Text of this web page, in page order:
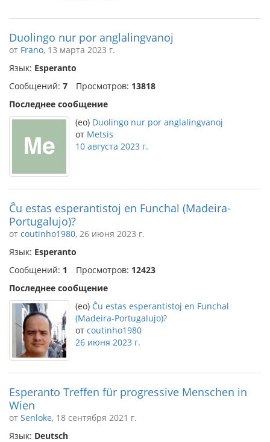
Duolingo nur por anglalingvanoj
от Frano, 13 марта 2023 г.
Язык: Esperanto
Сообщений: 7 Просмотров: 13818
Последнее сообщение
(eo) Duolingo nur por anglalingvanoj
от Metsis
10 августа 2023 г.
Ĉu estas esperantistoj en Funchal (Madeira-
Portugalujo)?
от coutinho1980, 26 июня 2023 г.
Язык: Esperanto
Сообщений: 1 Просмотров: 12423
Последнее сообщение
(eo) Ĉu estas esperantistoj en Funchal
(Madeira-Portugalujo)?
от coutinho1980
26 июня 2023 г.
Esperanto Treffen für progressive Menschen in
Wien
от Senloke, 18 сентября 2021 г.
Язык: Deutsch